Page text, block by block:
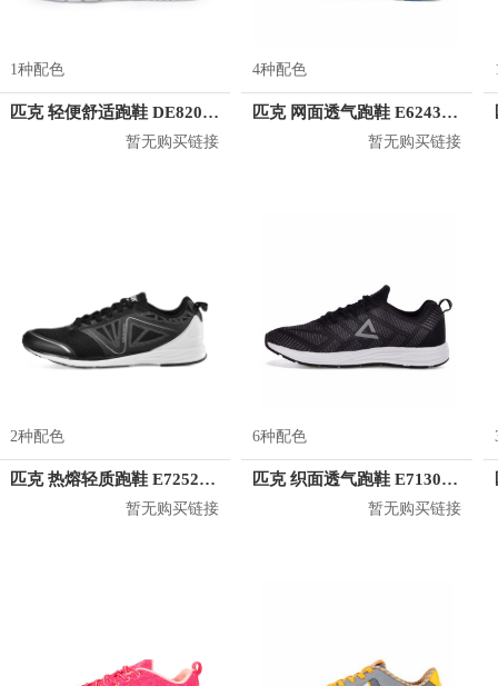
1种配色
匹克 轻便舒适跑鞋 DE820731
暂无购买链接
4种配色
匹克 网面透气跑鞋 E62437H
暂无购买链接
2种配色
匹克 热熔轻质跑鞋 E72521H
暂无购买链接
6种配色
匹克 织面透气跑鞋 E71307H
暂无购买链接